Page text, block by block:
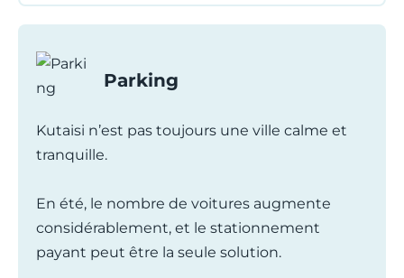
Parking
Kutaisi n’est pas toujours une ville calme et
tranquille.
En été, le nombre de voitures augmente
considérablement, et le stationnement
payant peut être la seule solution.